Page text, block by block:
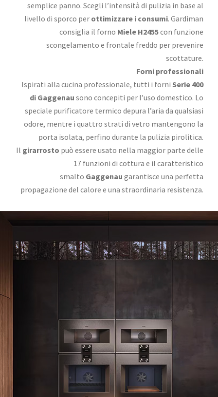
semplice panno. Scegli l’intensità di pulizia in base al
livello di sporco per ottimizzare i consumi. Gardiman
consiglia il forno Miele H2455con funzione
scongelamento e frontale freddo per prevenire
scottature.
Forni professionali
Ispirati alla cucina professionale, tutti i forni Serie 400
di Gaggenau sono concepiti per l’uso domestico. Lo
speciale purificatore termico depura l’aria da qualsiasi
odore, mentre i quattro strati di vetro mantengono la
porta isolata, perfino durante la pulizia pirolitica.
Il girarrosto può essere usato nella maggior parte delle
17 funzioni di cottura e il caratteristico
smalto Gaggenau garantisce una perfetta
propagazione del calore e una straordinaria resistenza.